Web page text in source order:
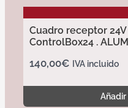
Cuadro receptor
ControlBox24 .
140,00€ IVA incluido
Añadir